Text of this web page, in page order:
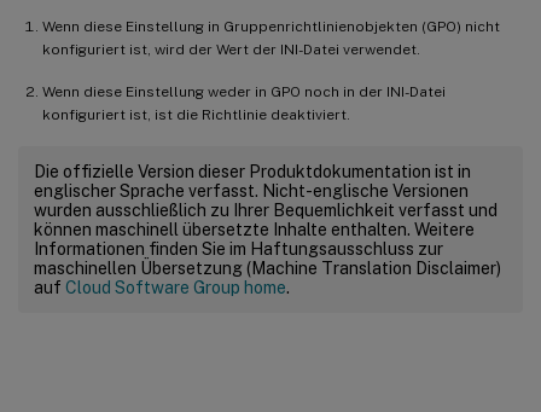
Wenn diese Einstellung in Gruppenrichtlinienobjekten (GPO) nicht
konfiguriert ist, wird der Wert der INI-Datei verwendet.
Wenn diese Einstellung weder in GPO noch in der INI-Datei
konfiguriert ist, ist die Richtlinie deaktiviert.
Die offizielle Version dieser Produktdokumentation ist in
englischer Sprache verfasst. Nicht-englische Versionen
wurden ausschließlich zu Ihrer Bequemlichkeit verfasst und
können maschinell übersetzte Inhalte enthalten. Weitere
Informationen finden Sie im Haftungsausschluss zur
maschinellen Übersetzung (Machine Translation Disclaimer)
auf Cloud Software Group home.